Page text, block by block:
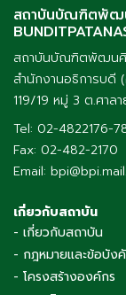
สถาบันบัณฑิตพัฒ
สถาบันบัณฑิตพัฒน
สำนักงานอธิการบดี (
119/19 หมู่ 3 ต.ศา
Tel: 02-4822176-
Fax: 02-482-2170
Email:
เกี่ยวกับสถาบัน
- เกี่ยวกับสถาบัน
- กฎหมายและข้อบัง
- โครงสร้างองค์กร